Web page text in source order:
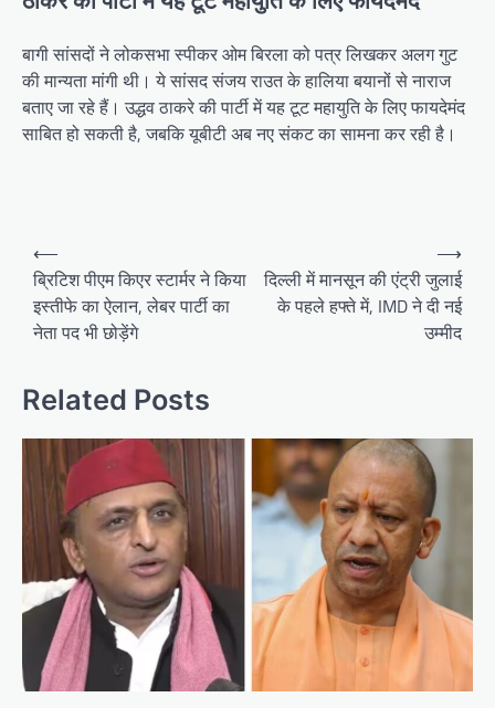
बागी सांसदों ने लोकसभा स्पीकर ओम बिरला को पत्र लिखकर अलग गुट
की मान्यता मांगी थी। ये सांसद संजय राउत के हालिया बयानों से नाराज
बताए जा रहे हैं। उद्धव ठाकरे की पार्टी में यह टूट महायुति के लिए फायदेमंद
साबित हो सकती है, जबकि यूबीटी अब नए संकट का सामना कर रही है।
Post
navigation
⟵
ब्रिटिश पीएम किएर स्टार्मर ने किया
इस्तीफे का ऐलान, लेबर पार्टी का
नेता पद भी छोड़ेंगे
दिल्ली में मानसून की एंट्री जुलाई
के पहले हफ्ते में, IMD ने दी नई
उम्मीद
⟶
Related Posts